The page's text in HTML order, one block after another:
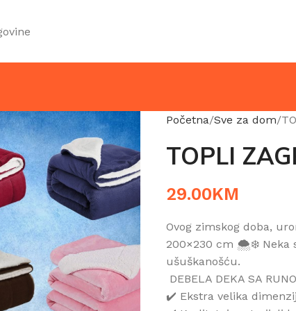
Početna Sve za dom
TOPLI
29.00KM
Ovog zimskog doba,
200×230 cm 🌨️❄️ Neka
ušuškanošću.
DEBELA DEKA SA
✔️ Ekstra velika